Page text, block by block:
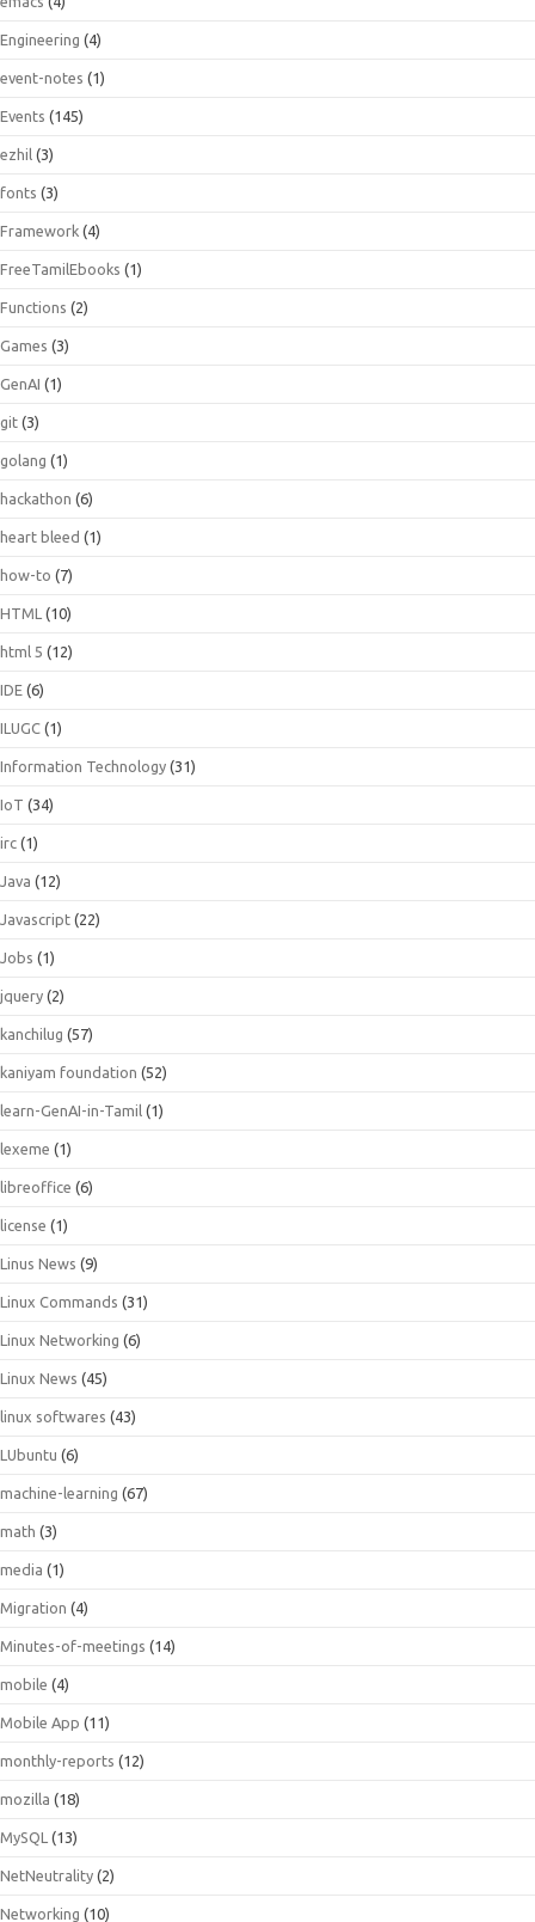
Engineering (4)
event-notes (1)
Events (145)
ezhil (3)
fonts (3)
Framework (4)
FreeTamilEbooks (1)
Functions (2)
Games (3)
GenAI (1)
git (3)
golang (1)
hackathon (6)
heart bleed (1)
how-to (7)
HTML (10)
html 5 (12)
IDE (6)
ILUGC (1)
Information Technology (31)
IoT (34)
irc (1)
Java (12)
Javascript (22)
Jobs (1)
jquery (2)
kanchilug (57)
kaniyam foundation (52)
learn-GenAI-in-Tamil (1)
lexeme (1)
libreoffice (6)
license (1)
Linus News (9)
Linux Commands (31)
Linux Networking (6)
Linux News (45)
linux softwares (43)
LUbuntu (6)
machine-learning (67)
math (3)
media (1)
Migration (4)
Minutes-of-meetings (14)
mobile (4)
Mobile App (11)
monthly-reports (12)
mozilla (18)
MySQL (13)
NetNeutrality (2)
Networking (10)